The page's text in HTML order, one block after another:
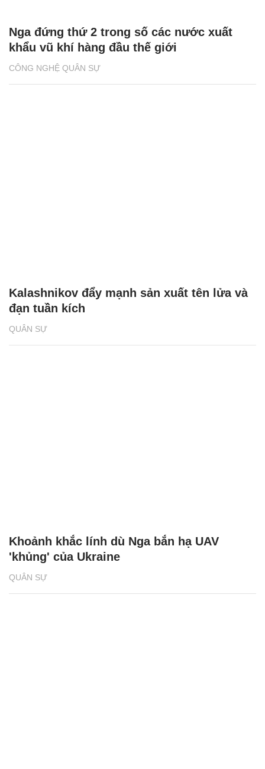
CÔNG NGHỆ QUÂN SỰ
Nga đứng thứ 2 trong số các nước xuất
khẩu vũ khí hàng đầu thế giới
QUÂN SỰ
Kalashnikov đẩy mạnh sản xuất tên lửa và
đạn tuần kích
QUÂN SỰ
Khoảnh khắc lính dù Nga bắn hạ UAV
'khủng' của Ukraine